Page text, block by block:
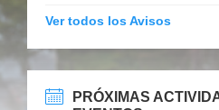
Ver todos los Avisos
PRÓXIMAS